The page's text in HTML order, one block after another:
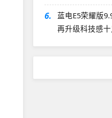
6.
蓝电E5荣耀版
再升级科技感十